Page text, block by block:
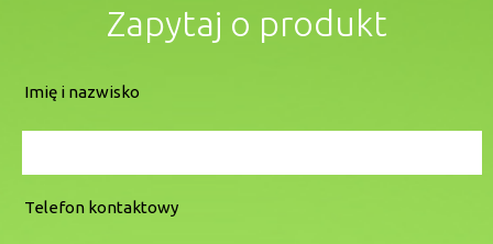
Zapytaj o produkt
Imię i nazwisko
Telefon kontaktowy